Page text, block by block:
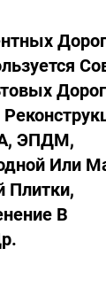
ЭПДМ,
Или
Плитки,
В